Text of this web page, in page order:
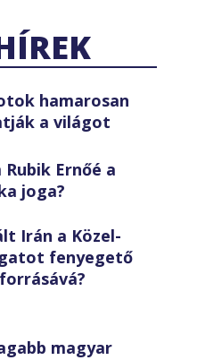
hamarosan
a világot
Ernőé a
joga?
Irán a Közel-
fenyegető
magyar